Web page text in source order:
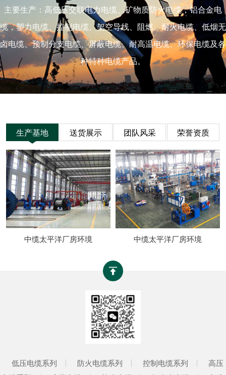
主要生产：高低压交联电力电缆、矿物质防火电缆，铝合金电
缆，塑力电缆、控制电缆、架空导线、阻燃、耐火电缆、低烟无
卤电缆、预制分支电缆、屏蔽电缆、耐高温电缆、环保电缆及各
种特种电缆产品。
生产基地 送货展示 团队风采 荣誉资质
中缆太平洋厂房环境 中缆太平洋厂房环境
低压电缆系列 防火电缆系列 控制电缆系列
高压